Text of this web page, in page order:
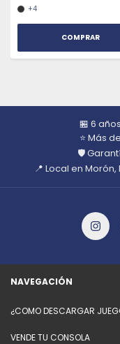
+4
COMPRAR
🏪 6
⭐ Más
🛡️
📍 Local en
NAVEGACIÓN
¿COMO DESCARGAR
VENDE TU CONSOLA